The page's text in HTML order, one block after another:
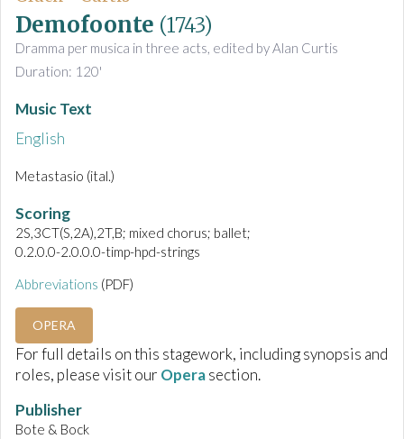
Demofoonte (1743)
Dramma per musica in three acts, edited by Alan Curtis
Duration: 120'
Music Text
English
Metastasio (ital.)
Scoring
2S,3CT(S,2A),2T,B; mixed chorus; ballet;
0.2.0.0-2.0.0.0-timp-hpd-strings
Abbreviations (PDF)
OPERA
For full details on this stagework, including synopsis and
roles, please visit our Operasection.
Publisher
Bote & Bock